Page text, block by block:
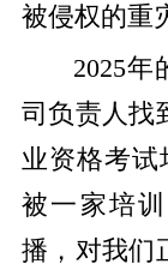
被侵权的重
2025
司负责人找
业资格考试
被一家培
播，对我们